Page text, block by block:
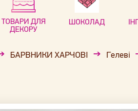
ТОВАРИ ДЛЯ
ДЕКОРУ
ШОКОЛАД
БАРВНИКИ ХАРЧОВІ Гелеві